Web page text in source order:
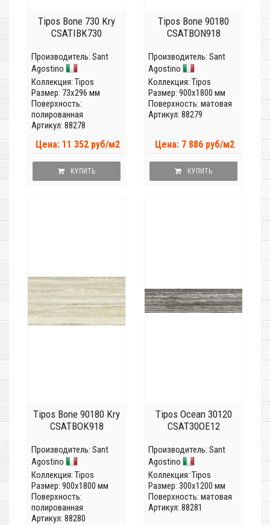
Tipos Bone 730 Kry
CSATIBK730
Производитель: Sant
Agostino
Коллекция: Tipos
Размер: 73x296 мм
Поверхность:
полированная
Артикул: 88278
Цена: 11 352 руб/м2
КУПИТЬ
Tipos Bone 90180
CSATBON918
Производитель: Sant
Agostino
Коллекция: Tipos
Размер: 900x1800 мм
Поверхность: матовая
Артикул: 88279
Цена: 7 886 руб/м2
КУПИТЬ
Tipos Bone 90180 Kry
CSATBOK918
Производитель: Sant
Agostino
Коллекция: Tipos
Размер: 900x1800 мм
Поверхность:
полированная
Артикул: 88280
Tipos Ocean 30120
CSAT30OE12
Производитель: Sant
Agostino
Коллекция: Tipos
Размер: 300x1200 мм
Поверхность: матовая
Артикул: 88281